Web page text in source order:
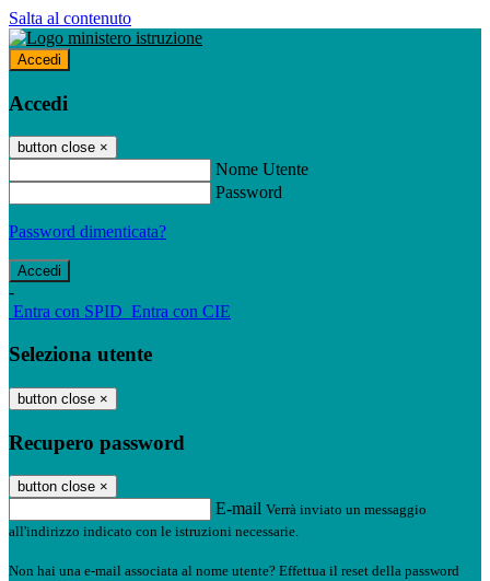
Salta al contenuto
Accedi
Accedi
button close ×
Nome Utente
Password
Password dimenticata?
-
Entra con SPID Entra con CIE
Seleziona utente
button close ×
Recupero password
button close ×
E-mail Verrà inviato un messaggio
all'indirizzo indicato con le istruzioni necessarie.
Non hai una e-mail associata al nome utente? Effettua il reset della password